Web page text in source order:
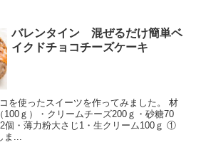
バレンタイン 混ぜるだけ簡単ベ
イクドチョコチーズケーキ
を使ったスイーツを作ってみました。 材
ｇ）・クリームチーズ200ｇ・砂糖70
個・薄力粉大さじ1・生クリーム100ｇ ①
...